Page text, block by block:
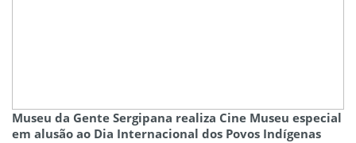
Museu da Gente Sergipana realiza Cine Museu especial
em alusão ao Dia Internacional dos Povos Indígenas